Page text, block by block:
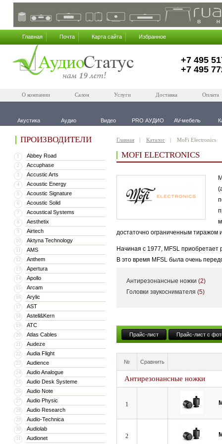
Главная Почта Карта сайта Избранное
+7 495
+7 495
О компании Салон Услуги Доставка Оплата
Акустика Аудио Видео PRO АУДИО AV-мебель
ПРОИЗВОДИТЕЛИ
1 Abbey Road
2 Accuphase
3 Accustic Arts
4 Acoustic Energy
5 Acoustic Signature
6 Acoustic Solid
7 Acoustical Systems
8 Aesthetix
9 Airtech
10 Aktyna Technology
11 AMS
12 Anthem
13 Apertura
14 Apollo
15 Arcam
16 Arylic
17 AST
18 Astell&Kern
19 ATC
20 Atlas Cables
21 Audeze
22 Audia Flight
23 Audience
24 Audio Analogue
25 Audio Desk Systeme
26 Audio Note
27 Audio Physic
28 Audio Research
29 Audio-Technica
30 Audiolab
31 Audionet
Главная Каталог MoFi Electronics
MOFI ELECTRONICS
достаточно ограниченным тиражом
Начиная с 1977, MFSL приобретает
В это время MFSL была очень
MFSL изначально стал известным
наклеенным лейблом.
оригинальной скорости (если
Одновременно режущий звуковые
позволяет более детально
Антирезонансные ножки (2)
Головки звукоснимателя (5)
Прайс-лист Прайс-лист с
№ Сравнить
Антирезонансные ножки
1
2